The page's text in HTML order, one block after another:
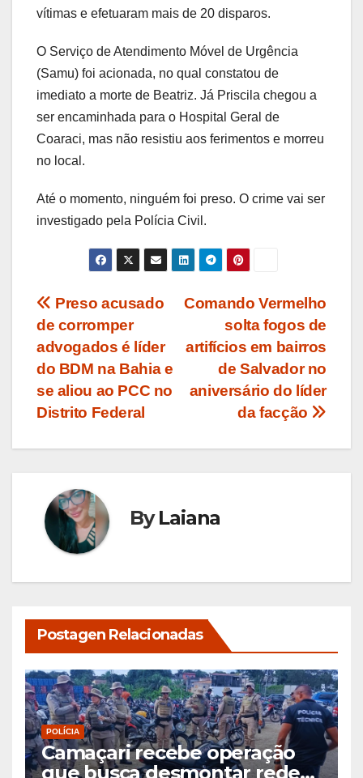
vítimas e efetuaram mais de 20 disparos.
O Serviço de Atendimento Móvel de Urgência
(Samu) foi acionada, no qual constatou de
imediato a morte de Beatriz. Já Priscila chegou a
ser encaminhada para o Hospital Geral de
Coaraci, mas não resistiu aos ferimentos e morreu
no local.
Até o momento, ninguém foi preso. O crime vai ser
investigado pela Polícia Civil.
Navegação
de
Post
Comando Vermelho
solta fogos de
artifícios em bairros
de Salvador no
aniversário do líder
da facção
Preso acusado
de corromper
advogados é líder
do BDM na Bahia e
se aliou ao PCC no
Distrito Federal
ByLaiana
Postagen Relacionadas
POLÍCIA
Camaçari recebe operação
que busca desmontar rede